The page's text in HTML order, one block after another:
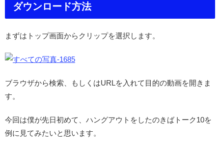
ダウンロード方法
まずはトップ画面からクリップを選択します。
ブラウザから検索、もしくはURLを入れて目的の動画を開きま
す。
今回は僕が先日初めて、ハングアウトをしたのきばトーク10を
例に見てみたいと思います。